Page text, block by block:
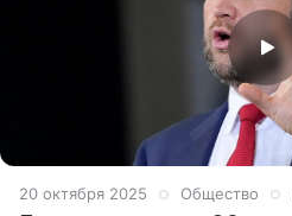
20 октября 2025 Общество